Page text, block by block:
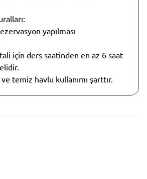
yapılması
için ders saatinden en az 6 saat
temiz havlu kullanımı şarttır.